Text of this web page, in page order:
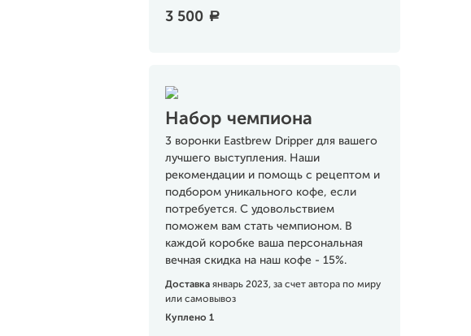
3 500 a
Набор чемпиона
3 воронки Eastbrew Dripper для вашего
лучшего выступления. Наши
рекомендации и помощь с рецептом и
подбором уникального кофе, если
потребуется. С удовольствием
поможем вам стать чемпионом. В
каждой коробке ваша персональная
вечная скидка на наш кофе - 15%.
Доставка январь 2023, за счет автора по миру
или самовывоз
Куплено 1